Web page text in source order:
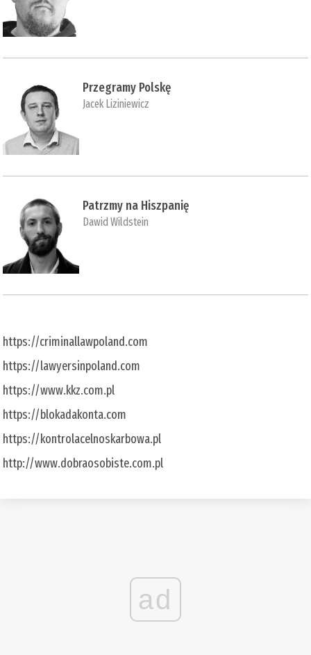
Przegramy Polskę
Jacek Liziniewicz
Patrzmy na Hiszpanię
Dawid Wildstein
https://criminallawpoland.com
https://lawyersinpoland.com
https://www.kkz.com.pl
https://blokadakonta.com
https://kontrolacelnoskarbowa.pl
http://www.dobraosobiste.com.pl
ad